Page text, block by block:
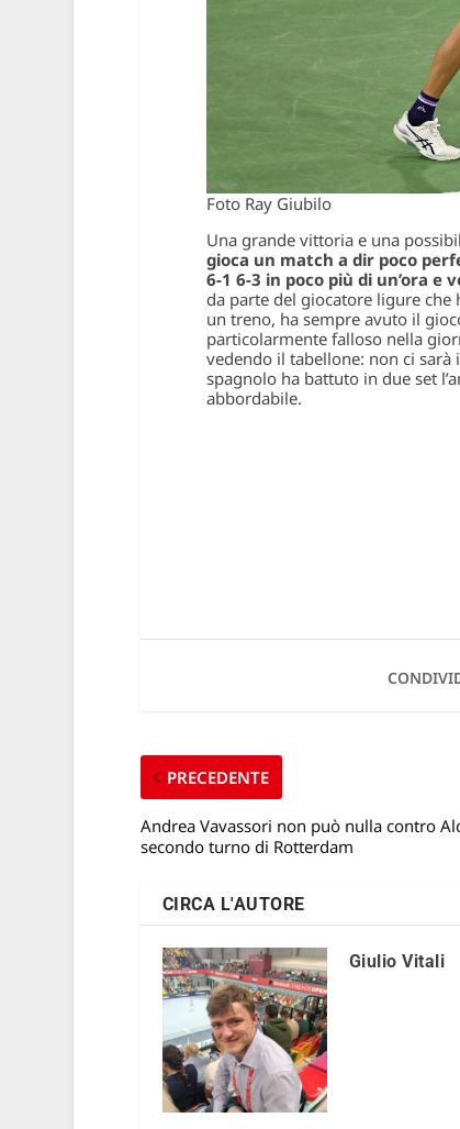
Foto Ray Giubilo
Una grande vittoria e una
gioca un match a dir poco
6-1 6-3 in poco più di un’ora e
da parte del giocatore ligure che
un treno, ha sempre avuto il
particolarmente falloso nella
vedendo il tabellone: non ci sarà
spagnolo ha battuto in due set
abbordabile.
PRECEDENTE
Andrea Vavassori non può nulla contro
secondo turno di Rotterdam
CIRCA L'AUTORE
Giulio Vitali